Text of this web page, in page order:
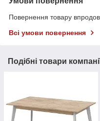
Повернення товару
Всі умови повернення
Подібні товари